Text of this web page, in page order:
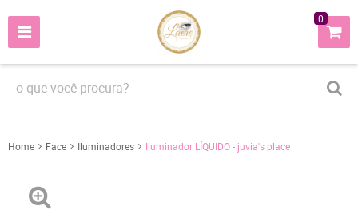
0
Home Face Iluminadores Iluminador LÍQUIDO - juvia's place